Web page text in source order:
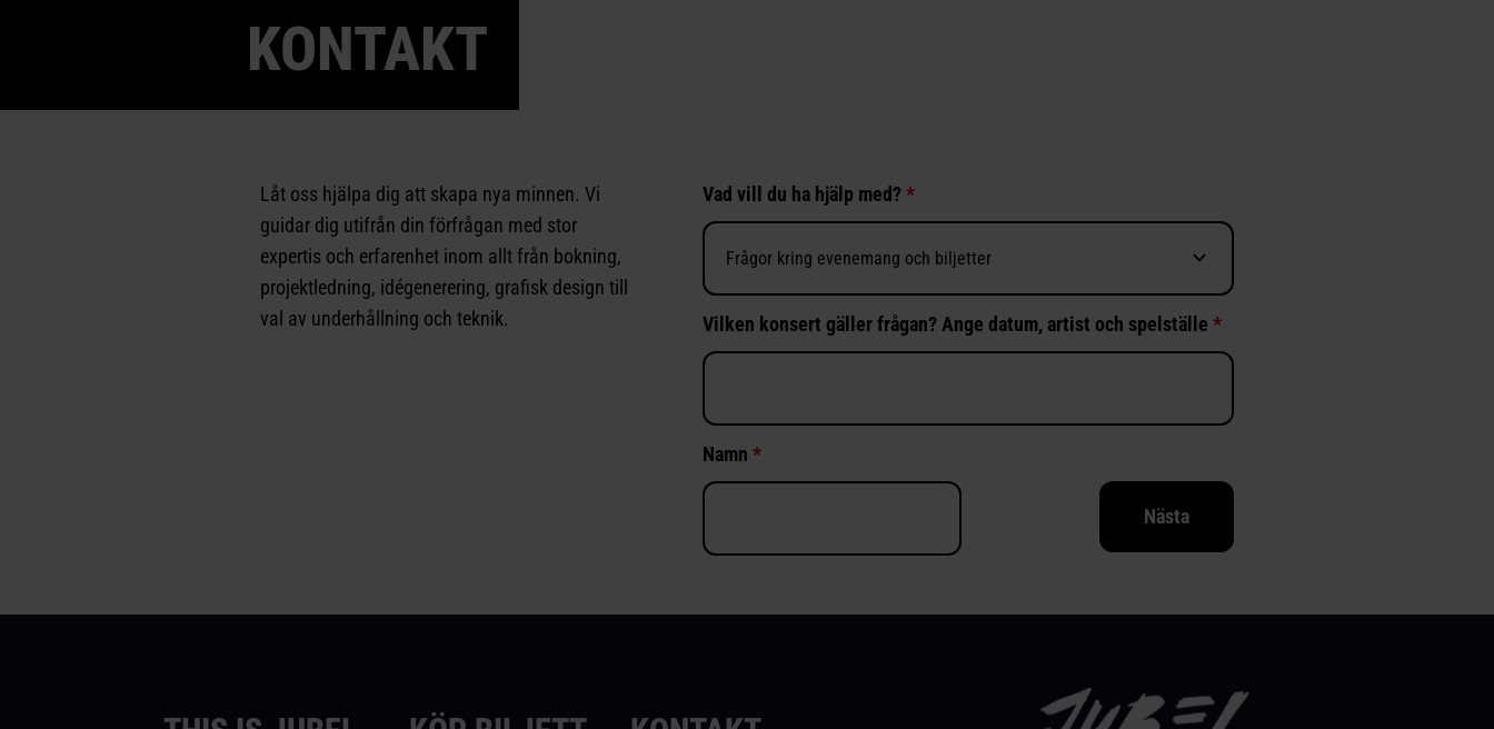
KONTAKT
Låt oss hjälpa dig att skapa nya minnen. Vi
guidar dig utifrån din förfrågan med stor
expertis och erfarenhet inom allt från bokning,
projektledning, idégenerering, grafisk design till
val av underhållning och teknik.
Vad vill du ha hjälp med? *
Vilken konsert gäller frågan? Ange datum, artist och spelställe *
Namn *